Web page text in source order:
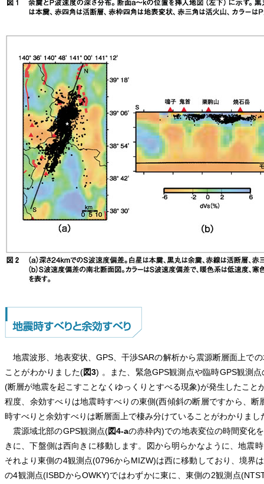
地震波形、地表変状、GPS、干渉SARの解析から震源断層面上で
ことがわかりました(図3) 。また、緊急GPS観測点や臨時GPS観測
(断層が地震を起こすことなくゆっくりとすべる現象)が発生したこ
程度、余効すべりは地震時すべりの東側(西傾斜の断層ですから、
時すべりと余効すべりは断層面上で棲み分けていることがわかりまし
震源域北部のGPS観測点(図4-aの赤枠内)での地表変位の時間変化を
きに、下盤側は西向きに移動します。図から明らかなように、地震
それより東側の4観測点(0796からMIZW)は西に移動しており、境界は
の4観測点(ISBDからOWKY)ではわずかに東に、東側の2観測点